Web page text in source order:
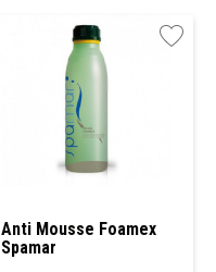
Anti Mousse Foamex
Spamar